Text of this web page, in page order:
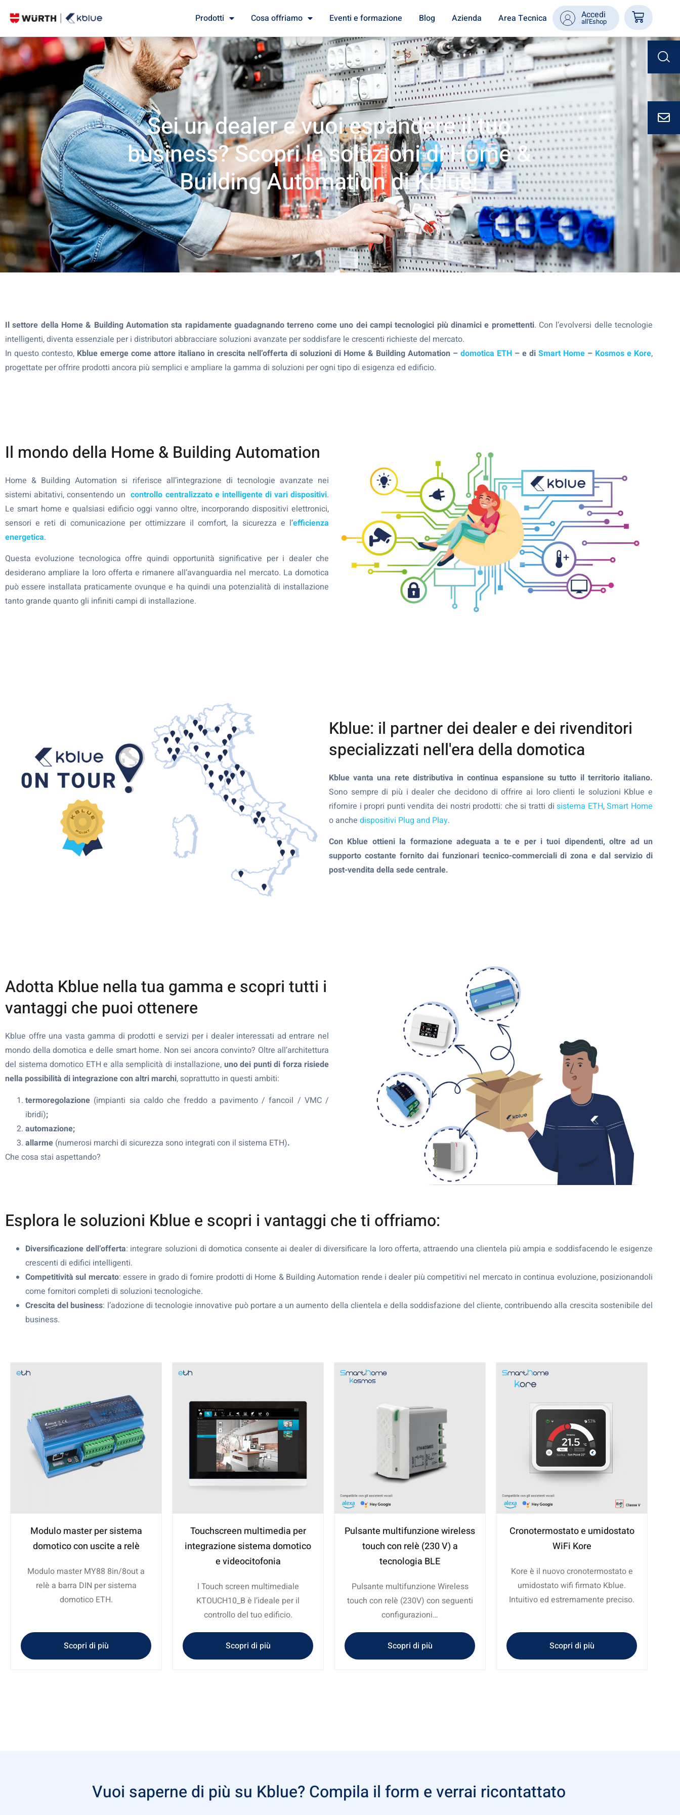
Prodotti Cosa offriamo Eventi e formazione Blog Azienda Area Tecnica Accedi
all'Eshop
Sei un dealer e vuoi espandere il tuo
business? Scopri le soluzioni di Home &
Building Automation di Kblue!
Il settore della Home & Building Automation sta rapidamente guadagnando terreno come uno dei campi tecnologici più dinamici e promettenti. Con l’evolversi delle tecnologie
intelligenti, diventa essenziale per i distributori abbracciare soluzioni avanzate per soddisfare le crescenti richieste del mercato.
In questo contesto, Kblue emerge come attore italiano in crescita nell’offerta di soluzioni di Home & Building Automation – domotica ETH – e di Smart Home – Kosmos e Kore,
progettate per offrire prodotti ancora più semplici e ampliare la gamma di soluzioni per ogni tipo di esigenza ed edificio.
Il mondo della Home & Building Automation
Home & Building Automation si riferisce all’integrazione di tecnologie avanzate nei
sistemi abitativi, consentendo uncontrollo centralizzato e intelligente di vari dispositivi.
Le smart home e qualsiasi edificio oggi vanno oltre, incorporando dispositivi elettronici,
sensori e reti di comunicazione per ottimizzare il comfort, la sicurezza e l’efficienza
energetica.
Questa evoluzione tecnologica offre quindi opportunità significative per i dealer che
desiderano ampliare la loro offerta e rimanere all’avanguardia nel mercato. La domotica
può essere installata praticamente ovunque e ha quindi una potenzialità di installazione
tanto grande quanto gli infiniti campi di installazione.
Kblue: il partner dei dealer e dei rivenditori
specializzati nell'era della domotica
Kblue vanta una rete distributiva in continua espansione su tutto il territorio italiano.
Sono sempre di più i dealer che decidono di offrire ai loro clienti le soluzioni Kblue e
rifornire i propri punti vendita dei nostri prodotti: che si tratti disistema ETH,Smart Home
o anche dispositivi Plug and Play.
Con Kblue ottieni la formazione adeguata a te e per i tuoi dipendenti, oltre ad un
supporto costante fornito dai funzionari tecnico-commerciali di zona e dal servizio di
post-vendita della sede centrale.
Adotta Kblue nella tua gamma e scopri tutti i
vantaggi che puoi ottenere
Kblue offre una vasta gamma di prodotti e servizi per i dealer interessati ad entrare nel
mondo della domotica e delle smart home. Non sei ancora convinto? Oltre all’architettura
del sistema domotico ETH e alla semplicità di installazione, uno dei punti di forza risiede
nella possibilità di integrazione con altri marchi, soprattutto in questi ambiti:
termoregolazione (impianti sia caldo che freddo a pavimento / fancoil / VMC /
ibridi);
automazione;
allarme (numerosi marchi di sicurezza sono integrati con il sistema ETH).
Che cosa stai aspettando?
Esplora le soluzioni Kblue e scopri i vantaggi che ti offriamo:
Diversificazione dell’offerta: integrare soluzioni di domotica consente ai dealer di diversificare la loro offerta, attraendo una clientela più ampia e soddisfacendo le esigenze
crescenti di edifici intelligenti.
Competitività sul mercato: essere in grado di fornire prodotti di Home & Building Automation rende i dealer più competitivi nel mercato in continua evoluzione, posizionandoli
come fornitori completi di soluzioni tecnologiche.
Crescita del business: l’adozione di tecnologie innovative può portare a un aumento della clientela e della soddisfazione del cliente, contribuendo alla crescita sostenibile del
business.
Modulo master per sistema
domotico con uscite a relè
Modulo master MY88 8in/8out a
relè a barra DIN per sistema
domotico ETH.
Scopri di più
Touchscreen multimedia per
integrazione sistema domotico
e videocitofonia
l Touch screen multimediale
KTOUCH10_B è l’ideale per il
controllo del tuo edificio.
Scopri di più
Pulsante multifunzione wireless
touch con relè (230 V) a
tecnologia BLE
Pulsante multifunzione Wireless
touch con relè (230V) con seguenti
configurazioni…
Scopri di più
Cronotermostato e umidostato
WiFi Kore
Kore è il nuovo cronotermostato e
umidostato wifi firmato Kblue.
Intuitivo ed estremamente preciso.
Scopri di più
Vuoi saperne di più su Kblue? Compila il form e verrai ricontattato